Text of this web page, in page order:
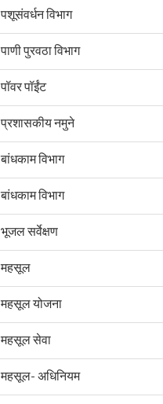
पशूसंवर्धन विभाग
पाणी पुरवठा विभाग
पॉवर पॉईंट
प्रशासकीय नमुने
बांधकाम विभाग
बांधकाम विभाग
भूजल सर्वेक्षण
महसूल
महसूल योजना
महसूल सेवा
महसूल- अधिनियम